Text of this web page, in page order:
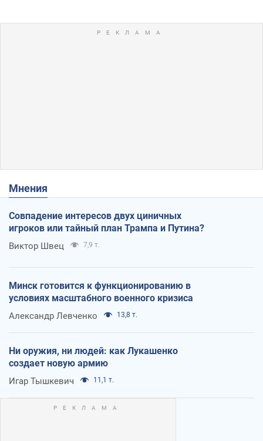
Мнения
Совпадение интересов двух циничных
игроков или тайный план Трампа и Путина?
Виктор Швец 7,9 т.
Минск готовится к функционированию в
условиях масштабного военного кризиса
Александр Левченко 13,8 т.
Ни оружия, ни людей: как Лукашенко
создает новую армию
Игар Тышкевич 11,1 т.